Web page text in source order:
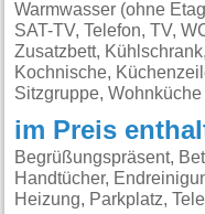
Warmwasser (ohne
SAT-TV, Telefon, TV,
Zusatzbett,
Kochnische,
Sitzgruppe, Wohnküche
im Preis
Begrüßungspräsent,
Handtücher,
Heizung, Parkplatz,